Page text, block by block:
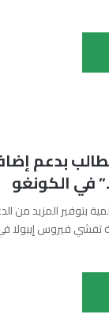
بدعم
في الكونغو
بتوفير المزيد من
تفشي فيروس إيبولا